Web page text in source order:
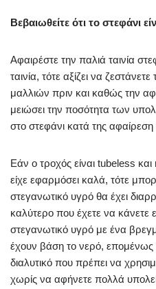
Βεβαιωθείτε ότι το στεφάνι
Αφαιρέστε την παλιά ταινία
ταινία, τότε αξίζει να
μαλλιών πριν και καθώς την
μειώσει την ποσότητα των
στο στεφάνι κατά της αφαίρεση
Εάν ο τροχός είναι tubeless και
είχε εφαρμόσει καλά, τότε
στεγανωτικό υγρό θα έχει
καλύτερο που έχετε να κάνετε
στεγανωτικό υγρό με ένα
έχουν βάση το νερό, επομένως
διαλυτικό που πρέπει να
χωρίς να αφήνετε πολλά